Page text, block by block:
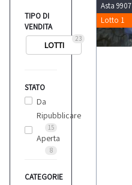
TIPO DI
VENDITA
23
LOTTI
STATO
Da
Ripubblicare
15
Aperta
8
CATEGORIE
Asta 9907
Lotto 1